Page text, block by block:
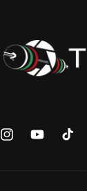
InstagramYouTubeTikTok